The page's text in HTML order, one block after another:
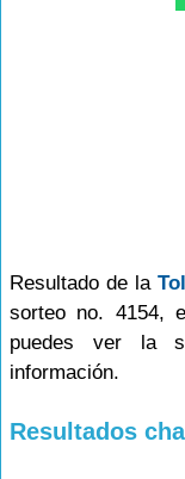
Resultado de la
sorteo no. 4154,
puedes ver la
información.
Resultados